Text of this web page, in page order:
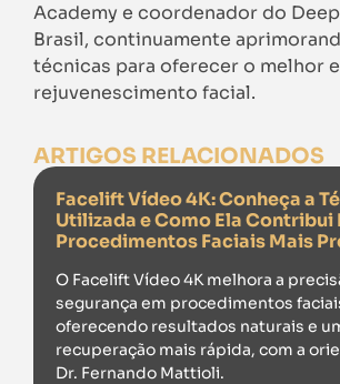
Academy e coordenador do
Brasil, continuamente
técnicas para oferecer o melhor
rejuvenescimento facial.
ARTIGOS RELACIONADOS
Facelift Vídeo 4K: Conheça a
Utilizada e Como Ela Contribui
Procedimentos Faciais Mais
O Facelift Vídeo 4K melhora a
segurança em procedimentos
oferecendo resultados naturais e
recuperação mais rápida, com a
Dr. Fernando Mattioli.